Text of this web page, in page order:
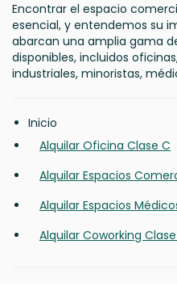
Encontrar el espacio
esencial, y entendemos su
abarcan una amplia gama
disponibles, incluidos
industriales, minoristas,
Inicio
Alquilar Oficina Clase C
Alquilar Espacios
Alquilar Espacios
Alquilar Coworking